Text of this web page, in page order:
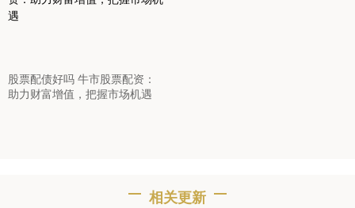
股票配债好吗 牛市股票配资：
助力财富增值，把握市场机遇
相关更新